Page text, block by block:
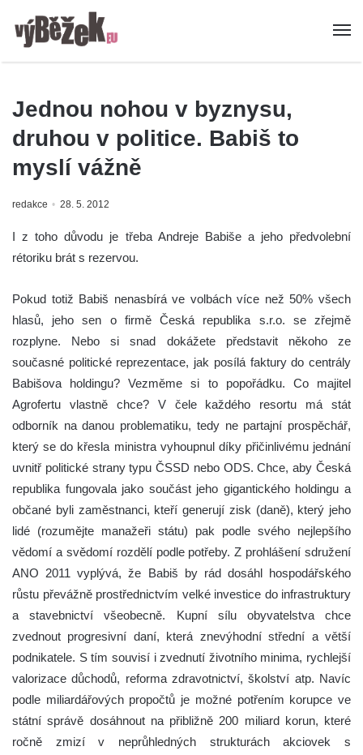
Jednou nohou v byznysu,
druhou v politice. Babiš to
myslí vážně
redakce 28. 5. 2012
I z toho důvodu je třeba Andreje Babiše a jeho předvolební
rétoriku brát s rezervou.
Pokud totiž Babiš nenasbírá ve volbách více než 50% všech
hlasů, jeho sen o firmě Česká republika s.r.o. se zřejmě
rozplyne. Nebo si snad dokážete představit někoho ze
současné politické reprezentace, jak posílá faktury do centrály
Babišova holdingu? Vezměme si to popořádku. Co majitel
Agrofertu vlastně chce? V čele každého resortu má stát
odborník na danou problematiku, tedy ne partajní prospěchář,
který se do křesla ministra vyhoupnul díky přičinlivému jednání
uvnitř politické strany typu ČSSD nebo ODS. Chce, aby Česká
republika fungovala jako součást jeho gigantického holdingu a
občané byli zaměstnanci, kteří generují zisk (daně), který jeho
lidé (rozumějte manažeři státu) pak podle svého nejlepšího
vědomí a svědomí rozdělí podle potřeby. Z prohlášení sdružení
ANO 2011 vyplývá, že Babiš by rád dosáhl hospodářského
růstu převážně prostřednictvím velké investice do infrastruktury
a stavebnictví všeobecně. Kupní sílu obyvatelstva chce
zvednout progresivní daní, která znevýhodní střední a větší
podnikatele. S tím souvisí i zvednutí životního minima, rychlejší
valorizace důchodů, reforma zdravotnictví, školství atp. Navíc
podle miliardářových propočtů je možné potřením korupce ve
státní správě dosáhnout na přibližně 200 miliard korun, které
ročně zmizí v neprůhledných strukturách akciovek s